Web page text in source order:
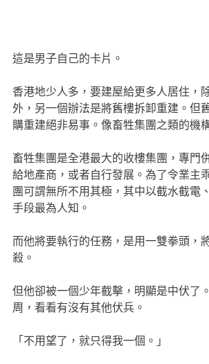
這是男子自己的卡片。
香港地少人多，要建屋給更多人居住，
外，另一個辦法是將舊樓拆卸重建。但
購重建絕非易事。像畜牲集團之類的機
畜牲集團是全港最大的收樓集團，專門
給地產商，或者自行發展。為了令業主
團可謂無所不用其極，其中以截水截電
手段最為人知。
而他將要執行的任務，是用一雙拳頭，
殺。
但他卻被一個少年截擊，明顯是中伏了
周，看看有沒有其他伏兵。
「不用望了，就只得我一個。」